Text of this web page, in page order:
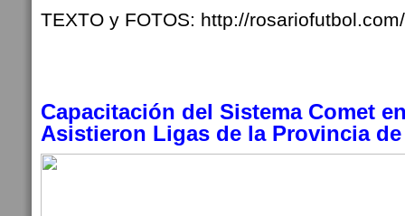
TEXTO y FOTOS: http://rosariofutbol.com/
Capacitación del Sistema Comet
Asistieron Ligas de la Provincia